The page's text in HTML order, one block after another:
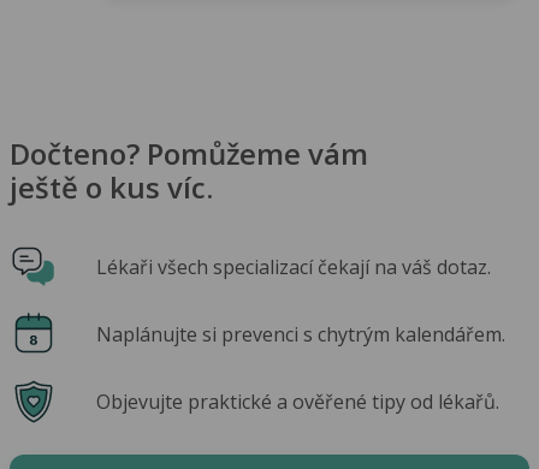
Dočteno? Pomůžeme vám
ještě o kus víc.
Lékaři všech specializací čekají na váš dotaz.
Naplánujte si prevenci s chytrým kalendářem.
Objevujte praktické a ověřené tipy od lékařů.